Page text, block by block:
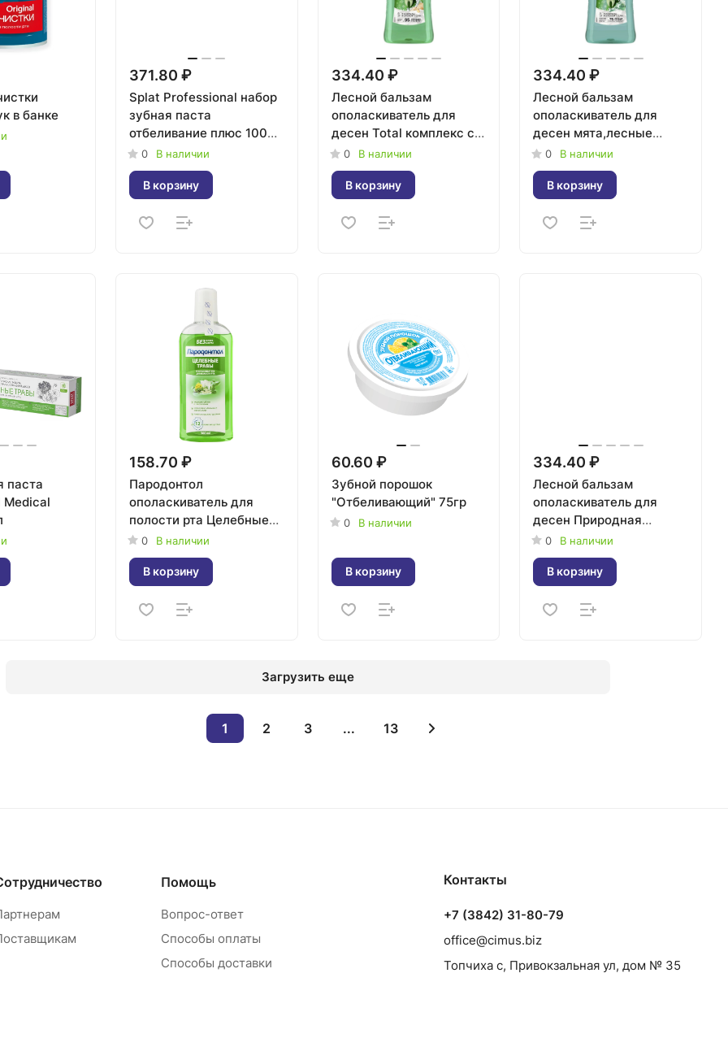
в банке
371.80 ₽
Splat Professional набор
зубная паста
отбеливание плюс 100
мл+ зубная щетка
ультра комплит средняя
0 В наличии
В корзину
334.40 ₽
Лесной бальзам
ополаскиватель для
десен Total комплекс с
морской
солью,экстрактом
имбиря 400мл
0 В наличии
В корзину
334.40 ₽
Лесной бальзам
ополаскиватель для
десен мята,лесные
травы на отваре 400мл
0 В наличии
В корзину
паста
Medical
158.70 ₽
Пародонтол
ополаскиватель для
полости рта Целебные
травы 300мл
0 В наличии
В корзину
60.60 ₽
Зубной порошок
"Отбеливающий" 75гр
0 В наличии
В корзину
334.40 ₽
Лесной бальзам
ополаскиватель для
десен Природная
свежесть 400мл
0 В наличии
В корзину
Загрузить еще
1 2 3 ... 13
Помощь
Вопрос-ответ
Способы оплаты
Способы доставки
Контакты
+7 (3842) 31-80-79
office@cimus.biz
Топчиха с, Привокзальная ул, дом № 35